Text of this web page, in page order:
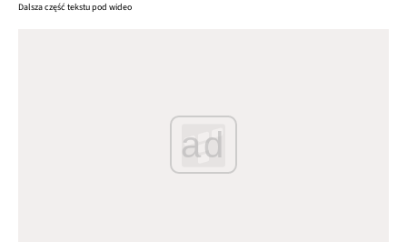
Dalsza część tekstu pod wideo
ad